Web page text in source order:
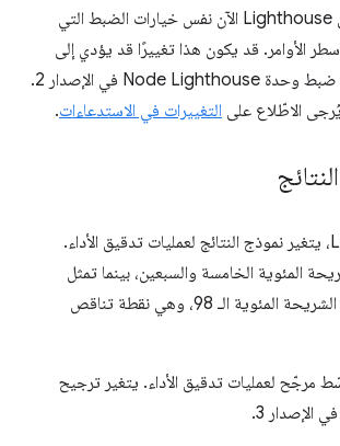
يتيح إصدار العقدة من Lighthouse الآن نفس خيارات الضبط التي
الأوامر. قد يكون هذا تغييرًا قد يؤدي إلى
عطل، بناءً على كيفية ضبط وحدة Node Lighthouse في الإصدار 2.
الاطّلاع على التغييرات في الاستدعاءات.
في Lighthouse 3.0، يتغير نموذج النتائج لعمليات تدقيق الأداء.
الشريحة المئوية الخامسة والسبعين، بينما تمثل
النتيجة المثالية 100 الشريحة المئوية الـ 98، وهي نقطة تناقص
مرجّح لعمليات تدقيق الأداء. يتغير ترجيح
الإصدار 3.